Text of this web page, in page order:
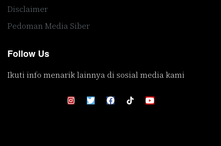
Disclaimer
Pedoman Media Siber
Follow Us
Ikuti info menarik lainnya di sosial media kami